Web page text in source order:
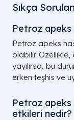
Sıkça
Petroz apeks
Petroz apeks
olabilir.
yayılırsa, bu
erken teşhis ve
Petroz apeks
etkileri nedir?